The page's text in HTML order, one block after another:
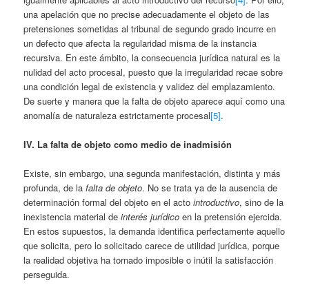
una apelación que no precise adecuadamente el objeto de las
pretensiones sometidas al tribunal de segundo grado incurre en
un defecto que afecta la regularidad misma de la instancia
recursiva. En este ámbito, la consecuencia jurídica natural es la
nulidad del acto procesal, puesto que la irregularidad recae sobre
una condición legal de existencia y validez del emplazamiento.
De suerte y manera que la falta de objeto aparece aquí como una
anomalía de naturaleza estrictamente procesal[5].
IV. La falta de objeto como medio de inadmisión
Existe, sin embargo, una segunda manifestación, distinta y más
profunda, de lafalta de objeto. No se trata ya de la ausencia de
determinación formal del objeto en el actointroductivo, sino de la
inexistencia material deinterés jurídico en la pretensión ejercida.
En estos supuestos, la demanda identifica perfectamente aquello
que solicita, pero lo solicitado carece de utilidad jurídica, porque
la realidad objetiva ha tornado imposible o inútil la satisfacción
perseguida.